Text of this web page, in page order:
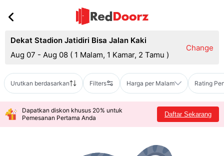
Dekat Stadion Jatidiri Bisa Jalan Kaki
Aug 07 - Aug 08 ( 1 Malam, 1 Kamar, 2 Tamu )
Change
Urutkan berdasarkan Filters Harga per Malam Rating
Dapatkan diskon khusus 20% untuk
Pemesanan Pertama Anda
Daftar Sekarang